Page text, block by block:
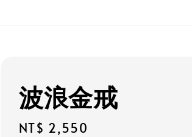
波浪金戒
Regular
NT$ 2,550